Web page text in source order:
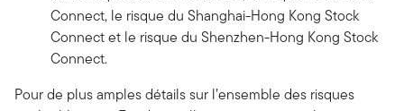
Connect, le risque du Shanghai-Hong Kong Stock
Connect et le risque du Shenzhen-Hong Kong Stock
Connect.
Pour de plus amples détails sur l’ensemble des risques